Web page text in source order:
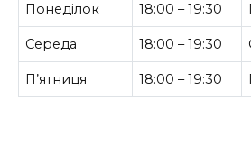
Понеділок 18:00 – 19:30
Середа 18:00 – 19:30
П’ятниця 18:00 – 19:30